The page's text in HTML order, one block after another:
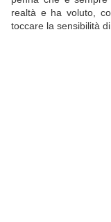
realtà e ha voluto,
toccare la sensibilità